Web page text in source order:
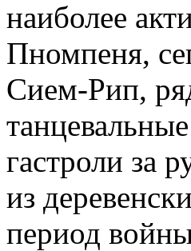
наиболее
Пномпеня,
Сием-Рип,
гастроли за
из
период